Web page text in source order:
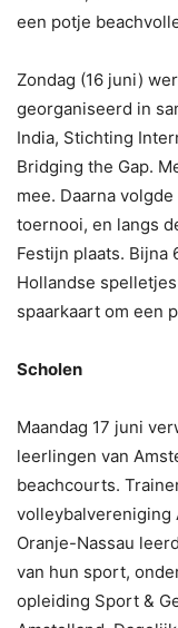
een potje
Zondag (16 juni)
georganiseerd in
India, Stichting
Bridging the Gap.
mee. Daarna
toernooi, en langs
Festijn plaats. Bijna
Hollandse
spaarkaart om een
Scholen
Maandag 17 juni
leerlingen van
beachcourts.
volleybalvereniging
Oranje-Nassau
van hun sport,
opleiding Sport &